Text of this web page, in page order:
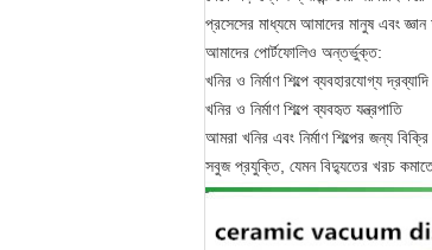
প্রসেসের মাধ্যমে আমাদের মানুষ এবং
আমাদের পোর্টফোলিও অন্তর্ভুক্ত:
খনির ও নির্মাণ শিল্পে ব্যবহারযোগ্য দ্রব্যাদি
খনির ও নির্মাণ শিল্পে ব্যবহৃত যন্ত্রপাতি
আমরা খনির এবং নির্মাণ শিল্পের জন্য
সবুজ প্রযুক্তি, যেমন বিদ্যুতের খরচ